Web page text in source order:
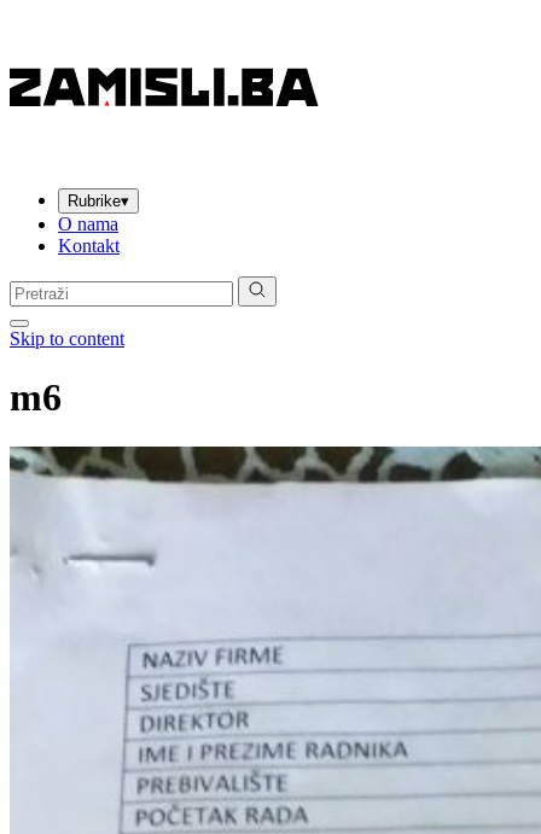
Rubrike▾
O nama
Kontakt
Pretraga:
Skip to content
m6